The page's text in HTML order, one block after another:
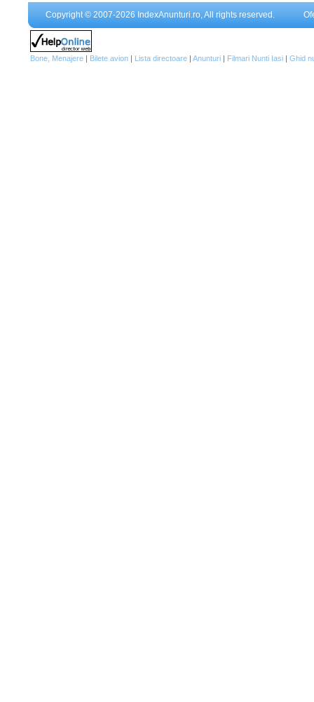
Copyright © 2007-2026 IndexAnunturi.ro, All rights reserved.
Bone, Menajere | Bilete avion | Lista directoare | Anunturi | Filmari Nunti Iasi | Ghid